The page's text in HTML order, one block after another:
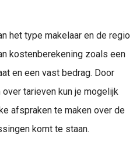
het type makelaar en de regio
kostenberekening zoals een
en een vast bedrag. Door
tarieven kun je mogelijk
afspraken te maken over de
komt te staan.